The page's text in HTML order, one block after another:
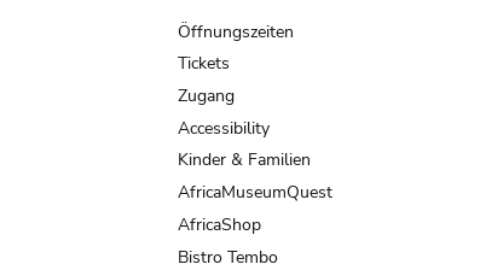
navigation
Öffnungszeiten
Tickets
Zugang
Accessibility
Kinder & Familien
AfricaMuseumQuest
AfricaShop
Bistro Tembo